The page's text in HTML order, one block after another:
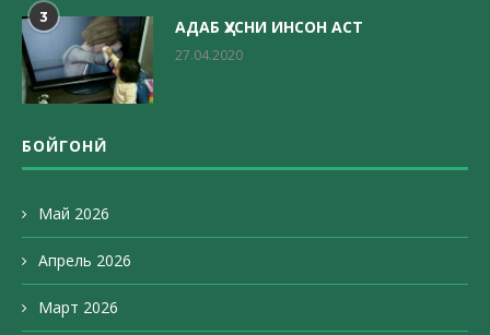
3 АДАБ ҲУСНИ ИНСОН АСТ
27.04.2020
БОЙГОНӢ
Май 2026
Апрель 2026
Март 2026